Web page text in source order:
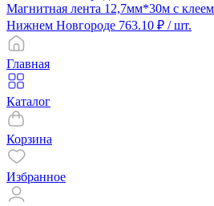
Магнитная лента 12,7мм*30м с
Нижнем Новгороде 763.10 ₽ / шт.
Главная
Каталог
Корзина
Избранное